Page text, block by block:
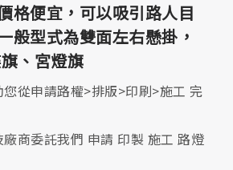
格便宜，可以吸引路人目
般型式為雙面左右懸掛，
、宮燈旗
從申請路權>排版>印刷>施工 完
商委託我們 申請 印製 施工 路燈